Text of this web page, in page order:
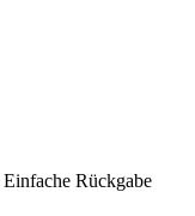
Einfache Rückgabe